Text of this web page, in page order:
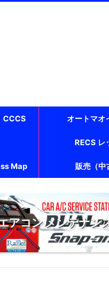
CCCS オートマオ
RECS レ
Map 販売（中
アコン メンテナン